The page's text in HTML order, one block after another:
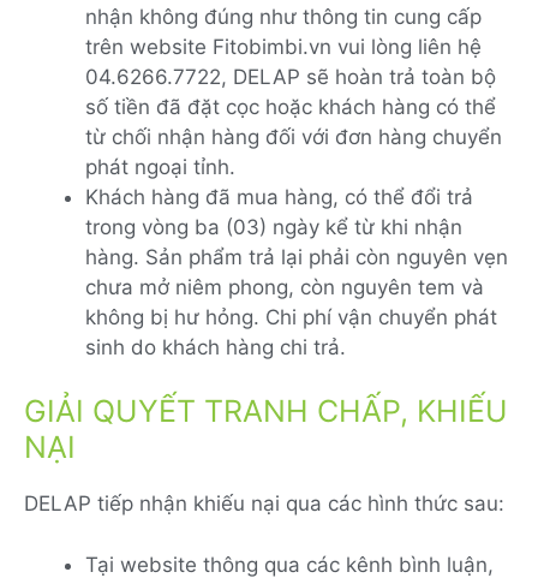
nhận không đúng như thông tin cung cấp
trên website Fitobimbi.vn vui lòng liên hệ
04.6266.7722, DELAP sẽ hoàn trả toàn bộ
số tiền đã đặt cọc hoặc khách hàng có thể
từ chối nhận hàng đối với đơn hàng chuyển
phát ngoại tỉnh.
Khách hàng đã mua hàng, có thể đổi trả
trong vòng ba (03) ngày kể từ khi nhận
hàng. Sản phẩm trả lại phải còn nguyên vẹn
chưa mở niêm phong, còn nguyên tem và
không bị hư hỏng. Chi phí vận chuyển phát
sinh do khách hàng chi trả.
GIẢI QUYẾT TRANH CHẤP, KHIẾU
NẠI
DELAP tiếp nhận khiếu nại qua các hình thức sau:
Tại website thông qua các kênh bình luận,